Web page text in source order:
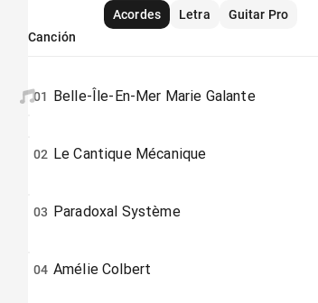
Acordes Letra
Guitar Pro
Canción
01 Belle-Île-En-Mer Marie Galante
02 Le Cantique Mécanique
03 Paradoxal Système
04 Amélie Colbert